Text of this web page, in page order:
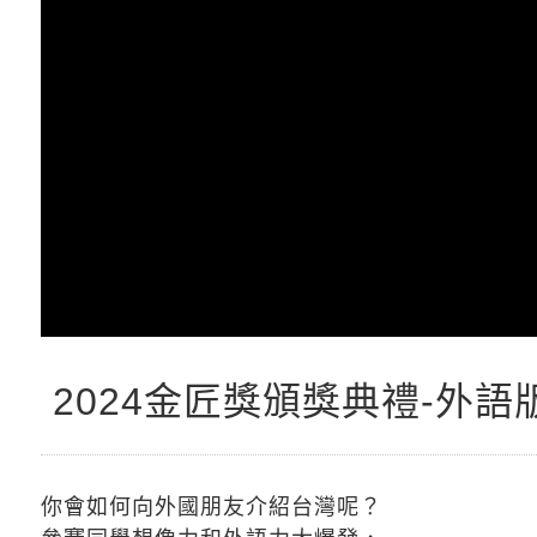
2024金匠獎頒獎典禮-外語
你會如何向外國朋友介紹台灣呢？